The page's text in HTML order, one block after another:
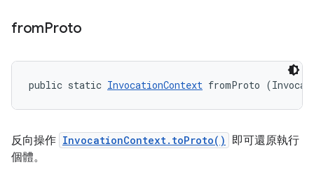
fromProto
public static InvocationContext fromProto
反向操作 InvocationContext.toProto()
即可還原執行
個體。